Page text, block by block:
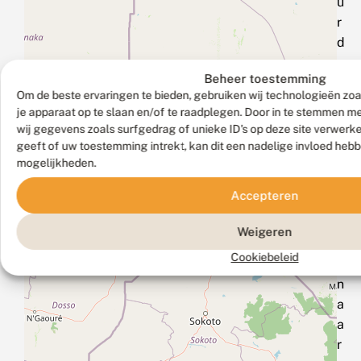
Beheer toestemming
Om de beste ervaringen te bieden, gebruiken wij technologieën
je apparaat op te slaan en/of te raadplegen. Door in te stemmen
wij gegevens zoals surfgedrag of unieke ID's op deze site
geeft of uw toestemming intrekt, kan dit een nadelige invloed
mogelijkheden.
Accepteren
Weigeren
Cookiebeleid
r
d
e
e
n
n
a
a
r